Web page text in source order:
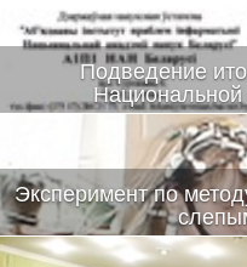
Подведение
Эксперимент по